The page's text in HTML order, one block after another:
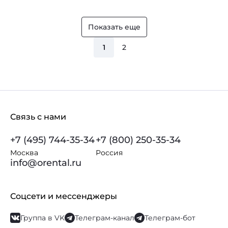
Показать еще
1 2
Связь с нами
+7 (495) 744-35-34
Москва
+7 (800) 250-35-34
Россия
info@orental.ru
Соцсети и мессенджеры
Группа в VK Телеграм-канал Телеграм-бот